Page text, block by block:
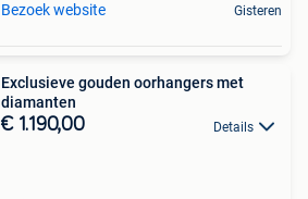
Bezoek website Gisteren
Exclusieve gouden oorhangers met
diamanten
€ 1.190,00 Details